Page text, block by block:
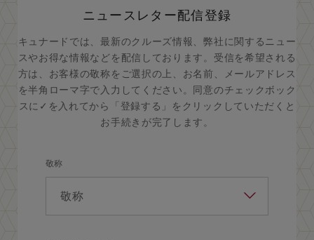
ニュースレター配信登録
キュナードでは、最新のクルーズ情報、弊社に関するニュー
スやお得な情報などを配信しております。受信を希望される
方は、お客様の敬称をご選択の上、お名前、メールアドレス
を半角ローマ字で入力してください。同意のチェックボック
スに✓を入れてから「登録する」をクリックしていただくと
お手続きが完了します。
敬称